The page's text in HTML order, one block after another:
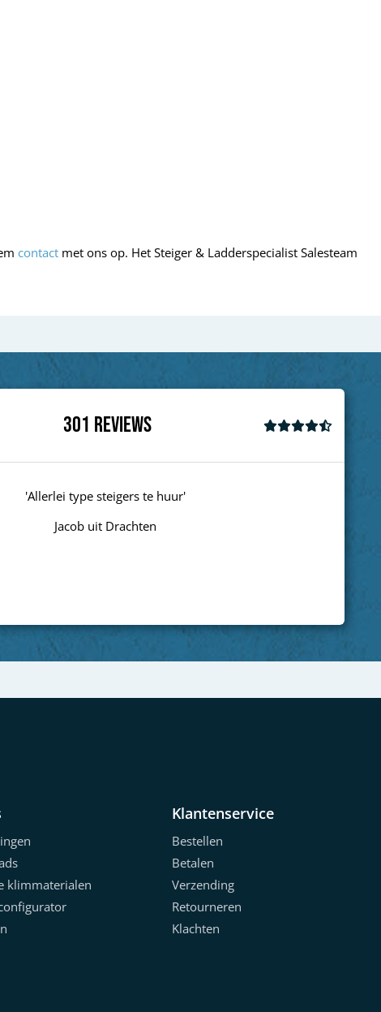
contact met ons op. Het Steiger & Ladderspecialist Salesteam
301 Reviews
te huur'
klimmaterialen
Klantenservice
Bestellen
Betalen
Verzending
Retourneren
Klachten